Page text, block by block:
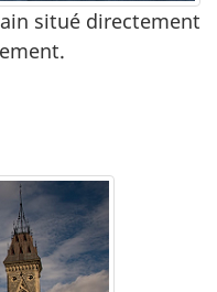
situé directement